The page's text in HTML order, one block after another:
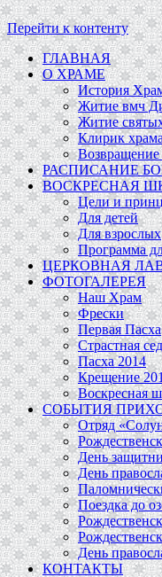
Перейти к контенту
ГЛАВНАЯ
О ХРАМЕ
История
Житие вмч
Житие
Клирик
Возвращение
РАСПИСАНИЕ
ВОСКРЕСНАЯ
Цели и
Для детей
Для взрослых
Программа
ЦЕРКОВНАЯ
ФОТОГАЛЕРЕЯ
Наш Храм
Фрески
Первая Пасха
Страстная
Пасха 2014
Крещение
Воскресная
СОБЫТИЯ
Отряд
День
День
Поездка до
День
КОНТАКТЫ